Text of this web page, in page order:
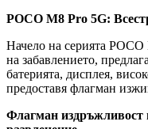
POCO M8 Pro 5G:
Начело на серията
на забавлението,
батерията, дисплея,
предоставя флагман
Флагман издръжливост